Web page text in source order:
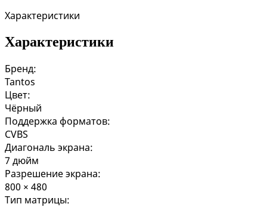
Характеристики
Характеристики
Бренд:
Tantos
Цвет:
Чёрный
Поддержка форматов:
CVBS
Диагональ экрана:
7 дюйм
Разрешение экрана:
800 × 480
Тип матрицы: